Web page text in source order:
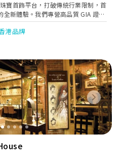
寶首飾平台，打破傳統行業限制，首
新體驗。我們專營高品質 GIA 證書
傳統推出高級天然真鑽租借服務。無
紗配飾，還是奢華晚宴大排鑽套
戴與選購服務，助妳完美圓夢，成為
門市試
官方網站 旗艦店地址：尖沙咀堪富
1 分鐘） 營業時間：每日 11:00 –
5929 WhatsApp 預約專線：+852
港品牌
Next